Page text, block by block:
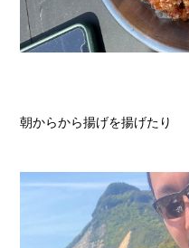
朝からから揚げを揚げたり